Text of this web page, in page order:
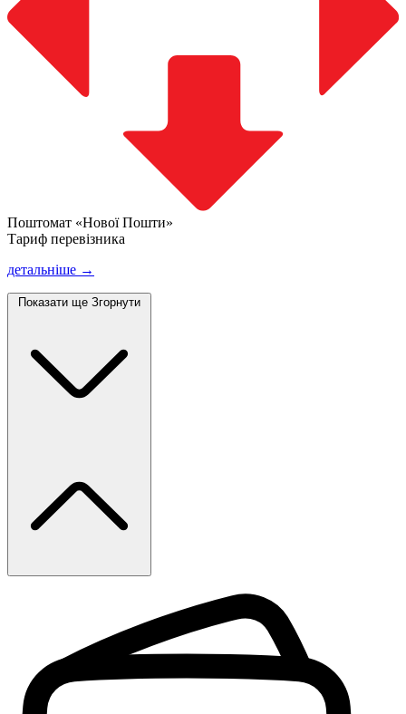
Поштомат «Нової Пошти»
Тариф перевізника
детальніше →
Показати ще Згорнути